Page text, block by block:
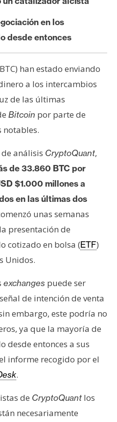
en los
desde entonces
han estado enviando
a los intercambios
de las últimas
Bitcoin por parte de
notables.
análisis CryptoQuant,
de 33.860 BTC por
$1.000 millones a
en las últimas dos
unas semanas
presentación de
cotizado en bolsa (ETF)
Unidos.
exchanges puede ser
de intención de venta
embargo, este podría no
ya que la mayoría de
desde entonces a sus
informe recogido por el
.
de CryptoQuant los
necesariamente